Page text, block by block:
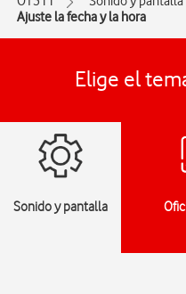
Ajuste la fecha y la hora
Elige el
Sonido y pantalla